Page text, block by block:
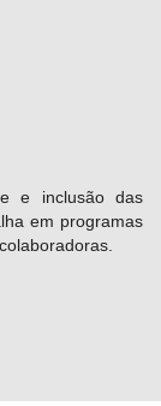
e inclusão das
em programas